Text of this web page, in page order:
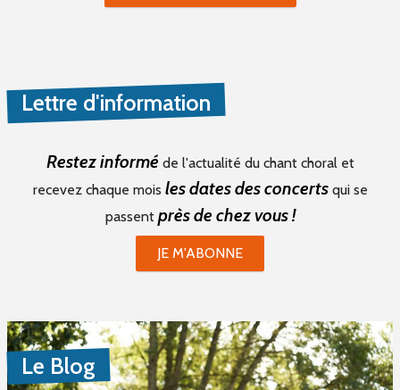
Lettre d'information
Restez informé de l'actualité du chant choral et
recevez chaque mois les dates des concertsqui se
passent près de chez vous !
JE M'ABONNE
Le Blog